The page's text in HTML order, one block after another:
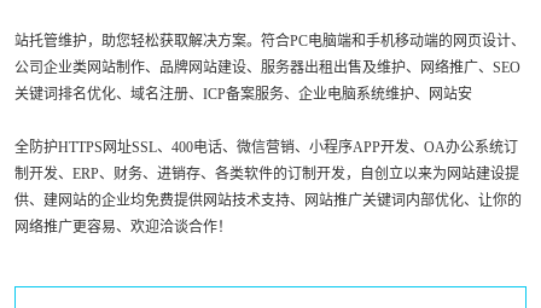
站托管维护，助您轻松获取解决方案。符合PC电脑端和手机移动端的网页设计、
公司企业类网站制作、品牌网站建设、服务器出租出售及维护、网络推广、SEO
关键词排名优化、域名注册、ICP备案服务、企业电脑系统维护、网站安
全防护HTTPS网址SSL、400电话、微信营销、小程序APP开发、OA办公系统订
制开发、ERP、财务、进销存、各类软件的订制开发，自创立以来为网站建设提
供、建网站的企业均免费提供网站技术支持、网站推广关键词内部优化、让你的
网络推广更容易、欢迎洽谈合作！